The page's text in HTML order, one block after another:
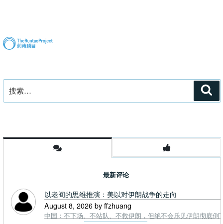
索：
最新评论
以老阎的思维推演：美以对伊朗战争的走向
August 8, 2026 by ffzhuang
中国：不下场、不站队、不救伊朗，但绝不会乐见伊朗彻底